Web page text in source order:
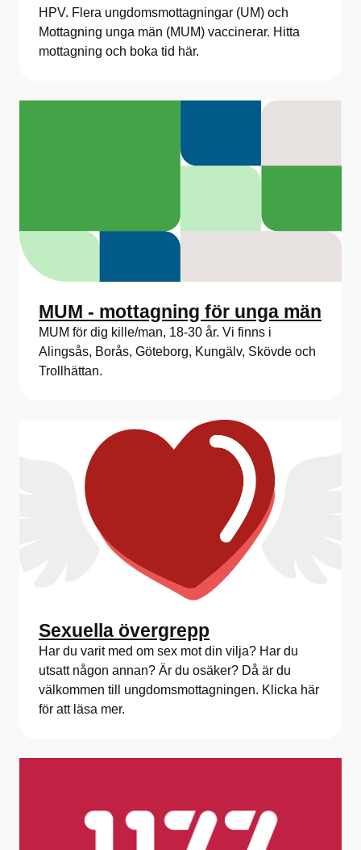
HPV. Flera ungdomsmottagningar (UM) och
Mottagning unga män (MUM) vaccinerar. Hitta
mottagning och boka tid här.
MUM - mottagning för unga män
MUM för dig kille/man, 18-30 år. Vi finns i
Alingsås, Borås, Göteborg, Kungälv, Skövde och
Trollhättan.
Sexuella övergrepp
Har du varit med om sex mot din vilja? Har du
utsatt någon annan? Är du osäker? Då är du
välkommen till ungdomsmottagningen. Klicka här
för att läsa mer.